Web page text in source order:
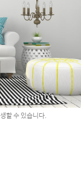
할 수 있습니다.